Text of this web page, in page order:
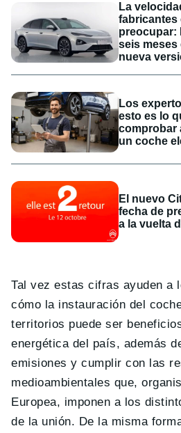
La
fabricantes
preocupar:
seis meses
nueva
Los
esto es lo
comprobar
un coche
El nuevo
fecha de
a la vuelta
Tal vez estas cifras ayuden a
cómo la instauración del
territorios puede ser
energética del país, además
emisiones y cumplir con las
medioambientales que,
Europea, imponen a los
de la unión. De la misma